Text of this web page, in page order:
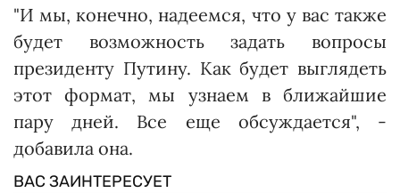
"И мы, конечно, надеемся, что у вас также
будет возможность задать вопросы
президенту Путину. Как будет выглядеть
этот формат, мы узнаем в ближайшие
пару дней. Все еще обсуждается", -
добавила она.
ВАС ЗАИНТЕРЕСУЕТ